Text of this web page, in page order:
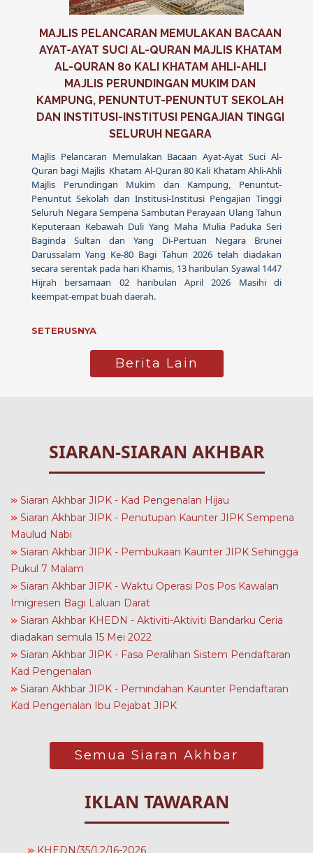
MAJLIS PELANCARAN MEMULAKAN BACAAN
AYAT-AYAT SUCI AL-QURAN MAJLIS KHATAM
AL-QURAN 80 KALI KHATAM AHLI-AHLI
MAJLIS PERUNDINGAN MUKIM DAN
KAMPUNG, PENUNTUT-PENUNTUT SEKOLAH
DAN INSTITUSI-INSTITUSI PENGAJIAN TINGGI
SELURUH NEGARA
Majlis Pelancaran Memulakan Bacaan Ayat-Ayat Suci Al-
Quran bagi Majlis Khatam Al-Quran 80 Kali Khatam Ahli-Ahli
Majlis Perundingan Mukim dan Kampung, Penuntut-
Penuntut Sekolah dan Institusi-Institusi Pengajian Tinggi
Seluruh Negara Sempena Sambutan Perayaan Ulang Tahun
Keputeraan Kebawah Duli Yang Maha Mulia Paduka Seri
Baginda Sultan dan Yang Di-Pertuan Negara Brunei
Darussalam Yang Ke-80 Bagi Tahun 2026 telah diadakan
secara serentak pada hari Khamis, 13 haribulan Syawal 1447
Hijrah bersamaan 02 haribulan April 2026 Masihi di
keempat-empat buah daerah.
SETERUSNYA
Berita Lain
SIARAN-SIARAN AKHBAR
» Siaran Akhbar JIPK - Kad Pengenalan Hijau
» Siaran Akhbar JIPK - Penutupan Kaunter JIPK Sempena
Maulud Nabi
» Siaran Akhbar JIPK - Pembukaan Kaunter JIPK Sehingga
Pukul 7 Malam
» Siaran Akhbar JIPK - Waktu Operasi Pos Pos Kawalan
Imigresen Bagi Laluan Darat
» Siaran Akhbar KHEDN - Aktiviti-Aktiviti Bandarku Ceria
diadakan semula 15 Mei 2022
» Siaran Akhbar JIPK - Fasa Peralihan Sistem Pendaftaran
Kad Pengenalan
» Siaran Akhbar JIPK - Pemindahan Kaunter Pendaftaran
Kad Pengenalan Ibu Pejabat JIPK
Semua Siaran Akhbar
IKLAN TAWARAN
»